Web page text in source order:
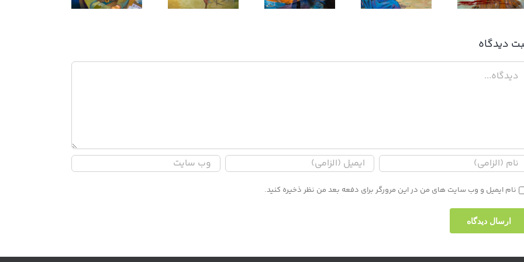
ديدگاه
نام ایمیل و وب سایت های من در این مرورگر برای دفعه بعد من نظر ذخیره کنید.